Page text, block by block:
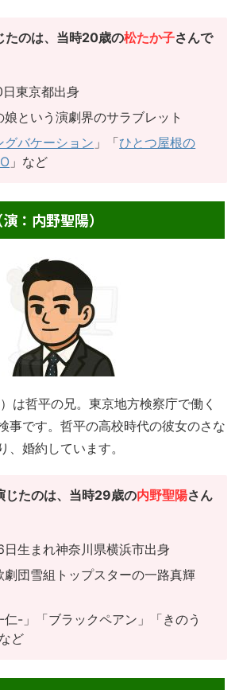
たのは、当時20歳の松たか子さんで
東京都出身
という演劇界のサラブレット
グバケーション 」「ひとつ屋根の
」など
：内野聖陽）
は哲平の兄。東京地方検察庁で働く
事です。哲平の高校時代の彼女のさな
、婚約しています。
じたのは、当時29歳の内野聖陽さん
生まれ神奈川県横浜市出身
劇団雪組トップスターの一路真輝
-」「ブラックペアン」「きのう
ど